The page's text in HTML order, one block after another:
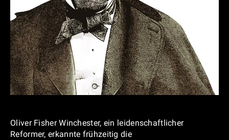
Oliver Fisher Winchester, ein leidenschaftlicher
Reformer, erkannte frühzeitig die